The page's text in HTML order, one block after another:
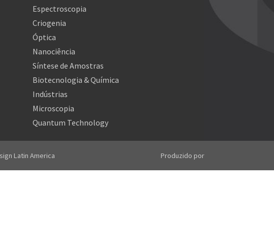
Espectroscopia
Criogenia
Óptica
Nanociência
Síntese de Amostras
Biotecnologia & Química
Indústrias
Microscopia
Quantum Technology
Latin America Produzido por